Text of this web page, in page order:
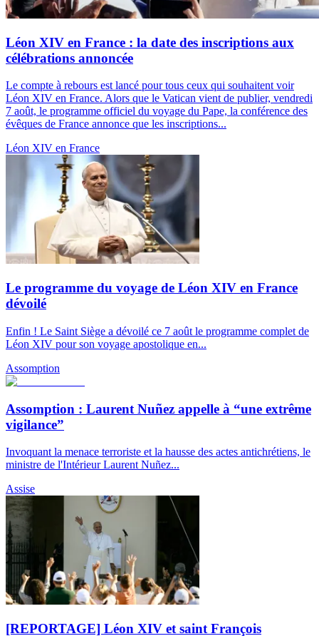
Léon XIV en France : la date des inscriptions aux
célébrations annoncée
Le compte à rebours est lancé pour tous ceux qui souhaitent voir
Léon XIV en France. Alors que le Vatican vient de publier, vendredi
7 août, le programme officiel du voyage du Pape, la conférence des
évêques de France annonce que les inscriptions...
Léon XIV en France
Le programme du voyage de Léon XIV en France
dévoilé
Enfin ! Le Saint Siège a dévoilé ce 7 août le programme complet de
Léon XIV pour son voyage apostolique en...
Assomption
Assomption : Laurent Nuñez appelle à “une extrême
vigilance”
Invoquant la menace terroriste et la hausse des actes antichrétiens, le
ministre de l'Intérieur Laurent Nuñez...
Assise
[REPORTAGE] Léon XIV et saint François